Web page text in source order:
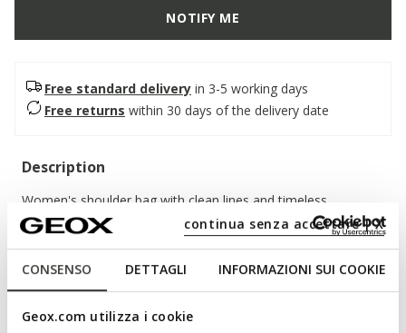
CONSENSO DETTAGLI INFORMAZIONI SUI COOKIE
Geox.com utilizza i cookie
continua senza accettare | X
NOTIFY ME
Free standard delivery in 3-5 working days
Free returns within 30 days of the delivery date
Description
Women's shoulder bag with clean lines and timeless
elegance. In this version, which mixes milk white and cognac,
it is made of soft tumbled leather. Maryemy is ideal for
ITEM CODE:
D65ZSA00046C1218